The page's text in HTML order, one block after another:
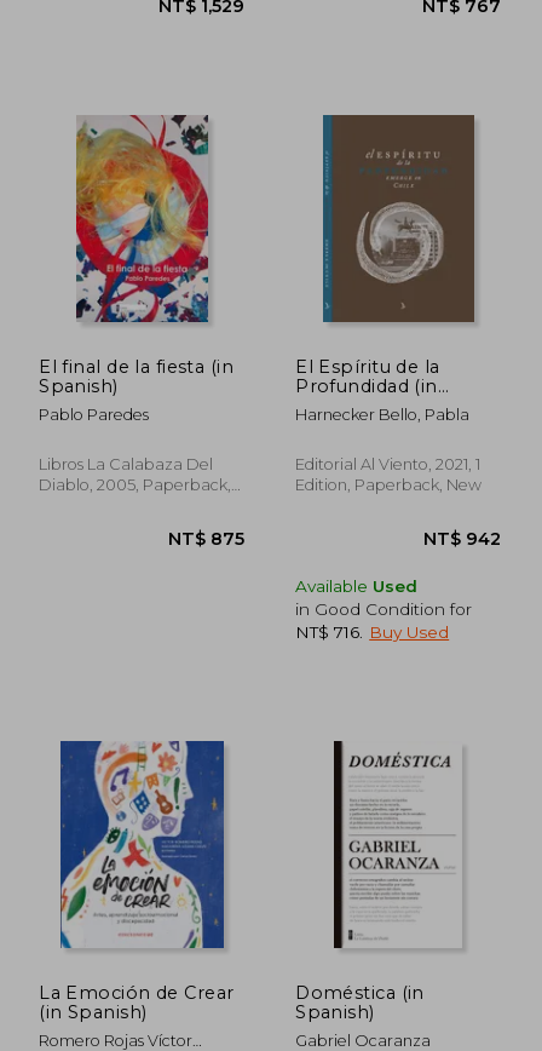
NT$ 875
El final de la fiesta (in
Spanish)
Pablo Paredes
Libros La Calabaza Del
Diablo, 2005, Paperback,
El Espíritu de la
Profundidad (in
Spanish)
Harnecker Bello, Pabla
Editorial Al Viento, 2021, 1
Edition, Paperback, New
Available Used
in Good Condition for
NT$ 716
Buy Used
La Emoción de Crear
(in Spanish)
Romero Rojas Víctor
Doméstica (in
Spanish)
Gabriel Ocaranza